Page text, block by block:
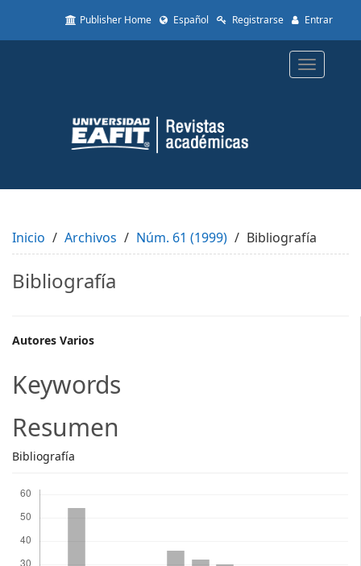
to
Content
Sidebar
Publisher Home Español Registrarse Entrar
Toggle
Inicio Archivos Núm. 61 (1999) Bibliografía
Bibliografía
Main
Article
Content
Autores Varios
Keywords
Resumen
Bibliografía